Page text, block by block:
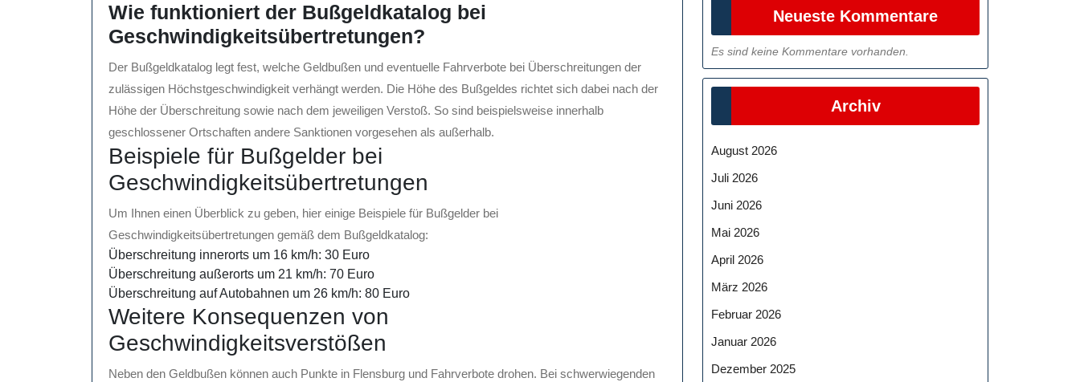
Wie funktioniert der Bußgeldkatalog bei
Geschwindigkeitsübertretungen?
Der Bußgeldkatalog legt fest, welche Geldbußen und eventuelle Fahrverbote bei Überschreitungen der
zulässigen Höchstgeschwindigkeit verhängt werden. Die Höhe des Bußgeldes richtet sich dabei nach der
Höhe der Überschreitung sowie nach dem jeweiligen Verstoß. So sind beispielsweise innerhalb
geschlossener Ortschaften andere Sanktionen vorgesehen als außerhalb.
Beispiele für Bußgelder bei
Geschwindigkeitsübertretungen
Um Ihnen einen Überblick zu geben, hier einige Beispiele für Bußgelder bei
Geschwindigkeitsübertretungen gemäß dem Bußgeldkatalog:
Überschreitung innerorts um 16 km/h: 30 Euro
Überschreitung außerorts um 21 km/h: 70 Euro
Überschreitung auf Autobahnen um 26 km/h: 80 Euro
Weitere Konsequenzen von
Geschwindigkeitsverstößen
Neben den Geldbußen können auch Punkte in Flensburg und Fahrverbote drohen. Bei schwerwiegenden
Neueste Kommentare
Es sind keine Kommentare vorhanden.
Archiv
August 2026
Juli 2026
Juni 2026
Mai 2026
April 2026
März 2026
Februar 2026
Januar 2026
Dezember 2025